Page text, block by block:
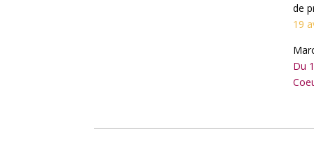
de
19
Du